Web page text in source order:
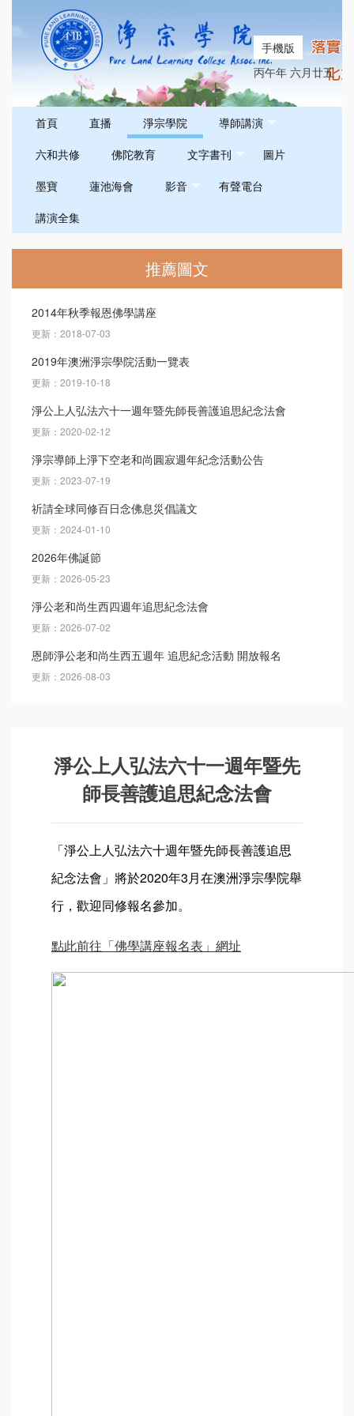
手機版
丙午年 六月廿五
首頁 直播 淨宗學院
導師講演
六和共修
佛陀教育 文字書刊
圖片
墨寶
蓮池海會 影音
有聲電台
講演全集
推薦圖文
2014年秋季報恩佛學講座
更新：2018-07-03
2019年澳洲淨宗學院活動一覽表
更新：2019-10-18
淨公上人弘法六十一週年暨先師長善護追思紀念法會
更新：2020-02-12
淨宗導師上淨下空老和尚圓寂週年紀念活動公告
更新：2023-07-19
祈請全球同修百日念佛息災倡議文
更新：2024-01-10
2026年佛誕節
更新：2026-05-23
淨公老和尚生西四週年追思紀念法會
更新：2026-07-02
恩師淨公老和尚生西五週年 追思紀念活動 開放報名
更新：2026-08-03
淨公上人弘法六十一週年暨先
師長善護追思紀念法會
「淨公上人弘法六十週年暨先師長善護追思
紀念法會」將於2020年3月在澳洲淨宗學院舉
行，歡迎同修報名參加。
點此前往「佛學講座報名表」網址